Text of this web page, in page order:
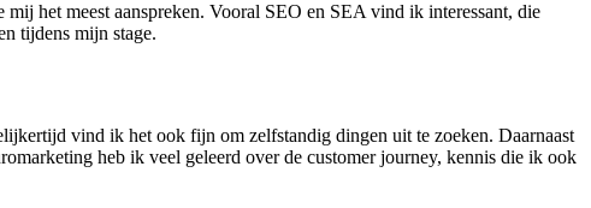
het meest aanspreken. Vooral SEO en SEA vind ik interessant, die
tijdens mijn stage.
vind ik het ook fijn om zelfstandig dingen uit te zoeken. Daarnaast
heb ik veel geleerd over de customer journey, kennis die ik ook